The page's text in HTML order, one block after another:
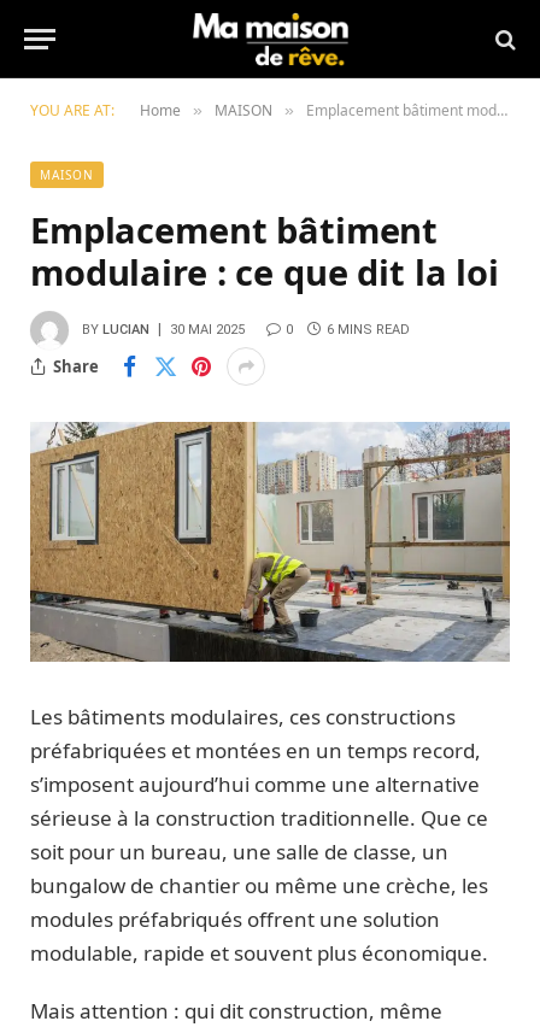
YOU ARE AT: Home » MAISON » Emplacement bâtiment modulaire : ce que dit la loi
MAISON
Emplacement bâtiment
modulaire : ce que dit la loi
BY LUCIAN 30 MAI 2025 0 6 MINS READ
Share
Les bâtiments modulaires, ces constructions
préfabriquées et montées en un temps record,
s’imposent aujourd’hui comme une alternative
sérieuse à la construction traditionnelle. Que ce
soit pour un bureau, une salle de classe, un
bungalow de chantier ou même une crèche, les
modules préfabriqués offrent une solution
modulable, rapide et souvent plus économique.
Mais attention : qui dit construction, même